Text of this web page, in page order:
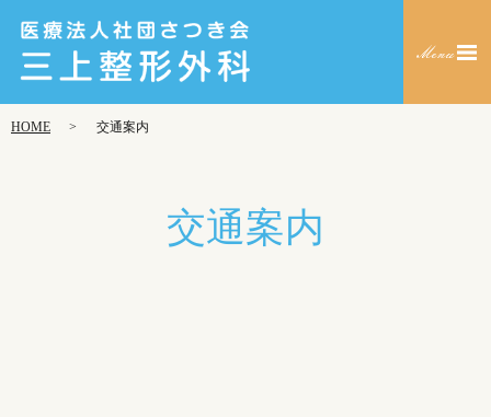
HOME 交通案内
交通案内